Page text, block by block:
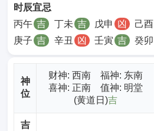
时辰宜忌
庚子 吉 辛丑 凶 壬寅 吉 癸卯
丙午 吉 丁未 吉 戊申 凶 己酉
神
位
财神: 西南 福神: 东南
喜神: 正南 值神: 明堂
(黄道日)吉
吉